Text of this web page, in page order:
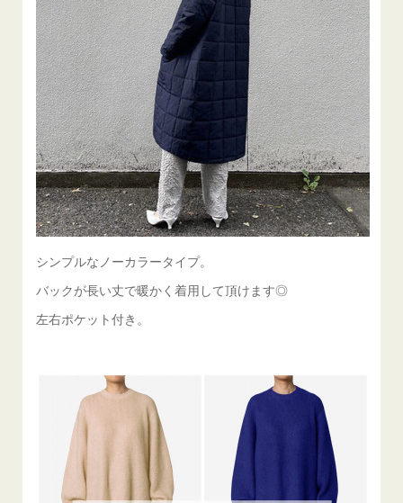
シンプルなノーカラータイプ。
バックが長い丈で暖かく着用して頂けます◎
左右ポケット付き。